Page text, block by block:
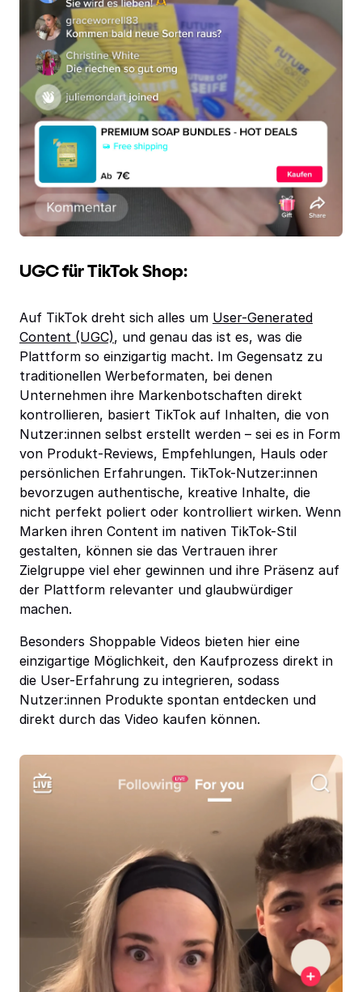
UGC für TikTok Shop:
Auf TikTok dreht sich alles um User-Generated
Content (UGC), und genau das ist es, was die
Plattform so einzigartig macht. Im Gegensatz zu
traditionellen Werbeformaten, bei denen
Unternehmen ihre Markenbotschaften direkt
kontrollieren, basiert TikTok auf Inhalten, die von
Nutzer:innen selbst erstellt werden – sei es in Form
von Produkt-Reviews, Empfehlungen, Hauls oder
persönlichen Erfahrungen. TikTok-Nutzer:innen
bevorzugen authentische, kreative Inhalte, die
nicht perfekt poliert oder kontrolliert wirken. Wenn
Marken ihren Content im nativen TikTok-Stil
gestalten, können sie das Vertrauen ihrer
Zielgruppe viel eher gewinnen und ihre Präsenz auf
der Plattform relevanter und glaubwürdiger
machen.
Besonders Shoppable Videos bieten hier eine
einzigartige Möglichkeit, den Kaufprozess direkt in
die User-Erfahrung zu integrieren, sodass
Nutzer:innen Produkte spontan entdecken und
direkt durch das Video kaufen können.